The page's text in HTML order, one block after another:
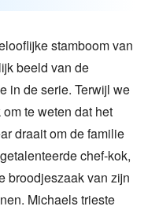
stamboom van
beeld van de
in de serie. Terwijl we
te weten dat het
draait om de familie
chef-kok,
broodjeszaak van zijn
Michaels trieste